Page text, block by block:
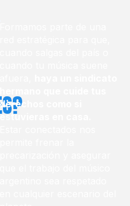
derechos como si
estuvieras en casa.